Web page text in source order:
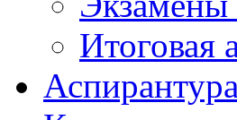
Итоговая